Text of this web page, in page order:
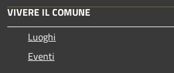
VIVERE IL COMUNE
Luoghi
Eventi